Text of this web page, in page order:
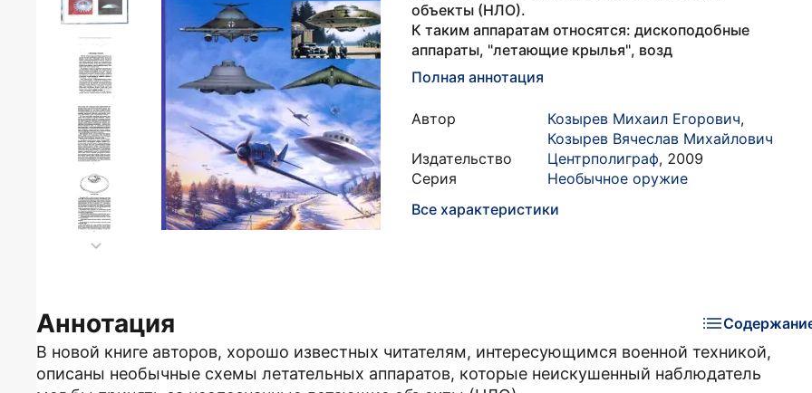
объекты (НЛО).
К таким аппаратам относятся: дископодобные
аппараты, "летающие крылья", возд
Полная аннотация
Автор Козырев Михаил Егорович,
Козырев Вячеслав Михайлович
Издательство
Центрполиграф, 2009
Серия
Необычное оружие
Все характеристики
Аннотация
В новой книге авторов, хорошо известных читателям, интересующимся военной техникой,
описаны необычные схемы летательных аппаратов, которые неискушенный наблюдатель